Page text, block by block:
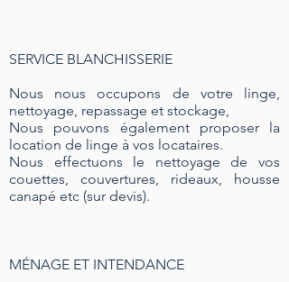
SERVICE BLANCHISSERIE
Nous nous occupons de votre linge,
nettoyage, repassage et stockage,
Nous pouvons également proposer la
location de linge à vos locataires.
Nous effectuons le nettoyage de vos
couettes, couvertures, rideaux, housse
canapé etc (sur devis).
MÉNAGE ET INTENDANCE